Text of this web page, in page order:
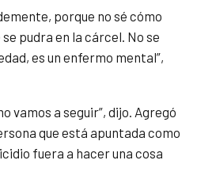
porque no sé cómo
pudra en la cárcel. No se
es un enfermo mental”,
vamos a seguir”, dijo. Agregó
que está apuntada como
fuera a hacer una cosa